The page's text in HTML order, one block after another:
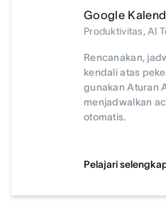
Google
Produktivitas, AI
Rencanakan,
kendali atas
gunakan Aturan
menjadwalkan
otomatis.
Pelajari